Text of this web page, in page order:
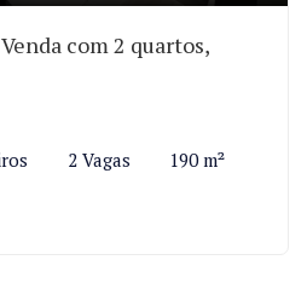
com 2 quartos,
2 Vagas 190 m²